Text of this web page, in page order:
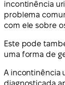
incontinência
problema
com ele sobre
Este pode
uma forma de
A incontinência
diagnosticada